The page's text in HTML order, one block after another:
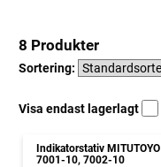
8 Produkter
Sortering:
Visa endast lagerlagt
Indikatorstativ MITUTOYO
7001-10, 7002-10